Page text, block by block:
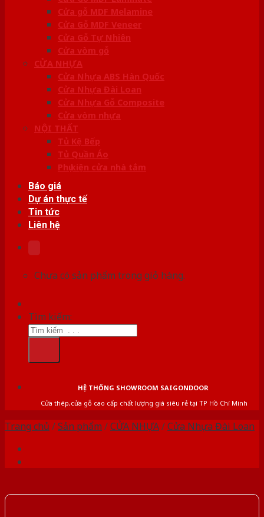
Cửa gỗ MDF Melamine
Cửa Gỗ MDF Veneer
Cửa Gỗ Tự Nhiên
Cửa vòm gỗ
CỬA NHỰA
Cửa Nhựa ABS Hàn Quốc
Cửa Nhựa Đài Loan
Cửa Nhựa Gỗ Composite
Cửa vòm nhựa
NỘI THẤT
Tủ Kệ Bếp
Tủ Quần Áo
Phụ kiện cửa nhà tắm
Báo giá
Dự án thực tế
Tin tức
Liên hệ
Chưa có sản phẩm trong giỏ hàng.
Tìm kiếm:
HỆ THỐNG SHOWROOM SAIGONDOOR
Cửa thép,cửa gỗ cao cấp chất lượng giá siêu rẻ tại TP Hồ Chí Minh
Trang chủ /Sản phẩm /CỬA NHỰA/Cửa Nhựa Đài Loan